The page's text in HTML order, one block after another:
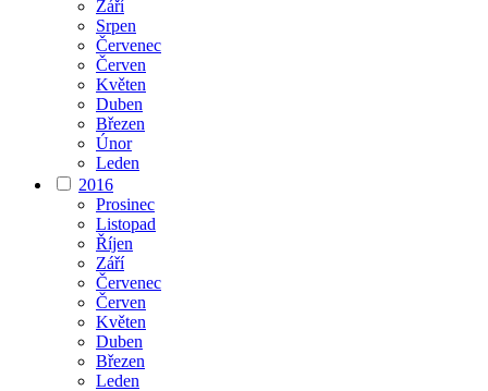
Září
Srpen
Červenec
Červen
Květen
Duben
Březen
Únor
Leden
2016
Prosinec
Listopad
Říjen
Září
Červenec
Červen
Květen
Duben
Březen
Leden